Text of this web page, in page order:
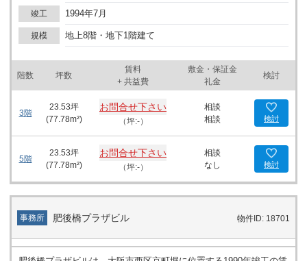
す。また、ビル内には24時間利用可能な設備が整っているため、柔
軟な働き方を可能にします。 ビル内には2基のエレベーターが設置
されており、テナントや訪問者の往来もスムーズです。また、敷地
内には機械式駐車場を併設しているため、自家用車での通勤にも便
利です。これにより、ビジネスの機動性が大幅に向上します。 周辺
環境もビジネスにとって魅力的です。肥後橋IPビルは、アクセスの
良さが一つの魅力で、最寄りの肥後橋駅から徒歩圏内の立地です。
また、渡辺橋駅や大江橋駅も徒歩圏内にあるため、交通の利便性は
抜群です。このエリアはコンビニやドラッグストアが近くにあり、
日常のちょっとした買い物や急な用事にも対応できます。 さらに、
ビル周辺は土佐堀通りから少し入った静かな環境に位置しており、
ビジネスに集中できる落ち着いた雰囲気があります。近くには土佐
堀川が流れており、リラックスしたランチタイムや休憩時間を過ご
ます。是非、この機会に肥後橋IPビルの活用をご検討ください。
竣工 1994年7月
規模 地上8階・地下1階建て
階数 坪数
賃料
+ 共益費
敷金・保証金
礼金
検討
3階
23.53坪
(77.78m²)
お問合せ下さい
（坪:-）
相談
相談
検討
5階
23.53坪
(77.78m²)
お問合せ下さい
（坪:-）
相談
なし
検討
事務所 肥後橋プラザビル 物件ID: 18701